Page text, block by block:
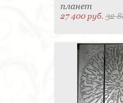
планет
27 400 руб.32